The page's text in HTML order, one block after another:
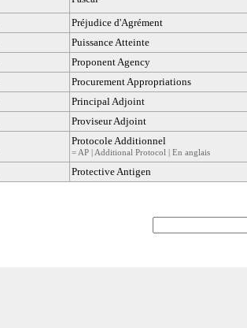
Préjudice d'Agrément
Puissance Atteinte
Proponent Agency
Procurement Appropriations
Principal Adjoint
Proviseur Adjoint
Protocole Additionnel
= AP | Additional Protocol | En anglais
Protective Antigen